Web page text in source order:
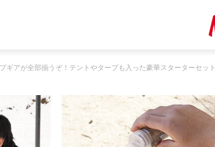
ギアが全部揃うぞ！テントやタープも入った豪華スターターセット